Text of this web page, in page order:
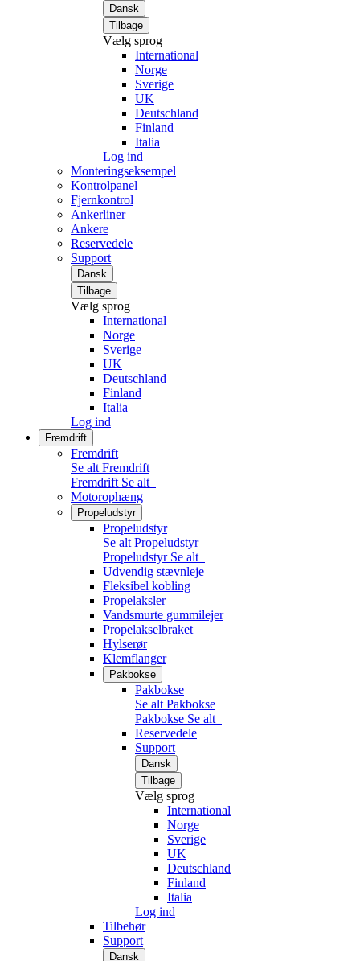
Dansk
Tilbage
Vælg sprog
International
Norge
Sverige
UK
Deutschland
Finland
Italia
Log ind
Monteringseksempel
Kontrolpanel
Fjernkontrol
Ankerliner
Ankere
Reservedele
Support
Dansk
Tilbage
Vælg sprog
International
Norge
Sverige
UK
Deutschland
Finland
Italia
Log ind
Fremdrift
Fremdrift
Se alt Fremdrift
Fremdrift Se alt
Motorophæng
Propeludstyr
Propeludstyr
Se alt Propeludstyr
Propeludstyr Se alt
Udvendig stævnleje
Fleksibel kobling
Propelaksler
Vandsmurte gummilejer
Propelakselbraket
Hylserør
Klemflanger
Pakbokse
Pakbokse
Se alt Pakbokse
Pakbokse Se alt
Reservedele
Support
Dansk
Tilbage
Vælg sprog
International
Norge
Sverige
UK
Deutschland
Finland
Italia
Log ind
Tilbehør
Support
Dansk